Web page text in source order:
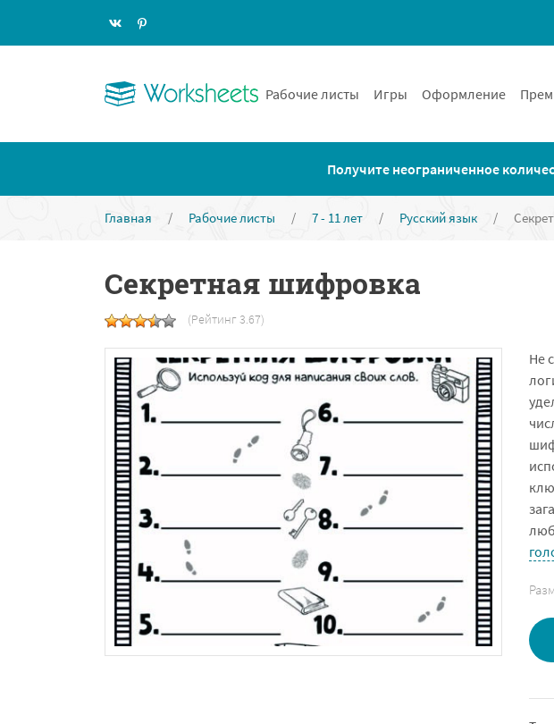
Рабочие листы Игры Оформление
Получите неограниченное
Главная / Рабочие листы / 7 - 11 лет / Русский язык /
Секретная шифровка
(Рейтинг 3.67)
Не